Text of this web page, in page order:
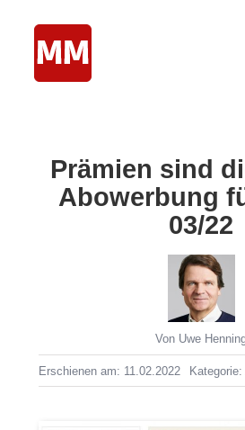
Inhalt
springen
Abo-Modelle
Abo Special
Prämien sind
Abowerbung
03/22
Von Uwe
Erschienen am: 11.02.2022 Kategorie: